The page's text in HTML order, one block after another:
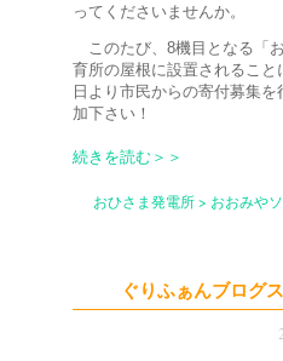
ってくださいませんか。
このたび、8機目となる「
育所の屋根に設置されるこ
日より市民からの寄付募集
加下さい！
続きを読む＞＞
おひさま発電所 > おおみや
ぐりふぁんブログ